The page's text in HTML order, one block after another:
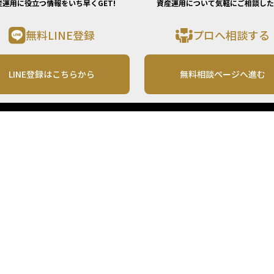
運用に役立つ情報をいち早くGET!
無料LINE登録
LINE登録はこちらから
資産運用について気軽にご相談し
プロへ相談する
無料相談ページへ進む